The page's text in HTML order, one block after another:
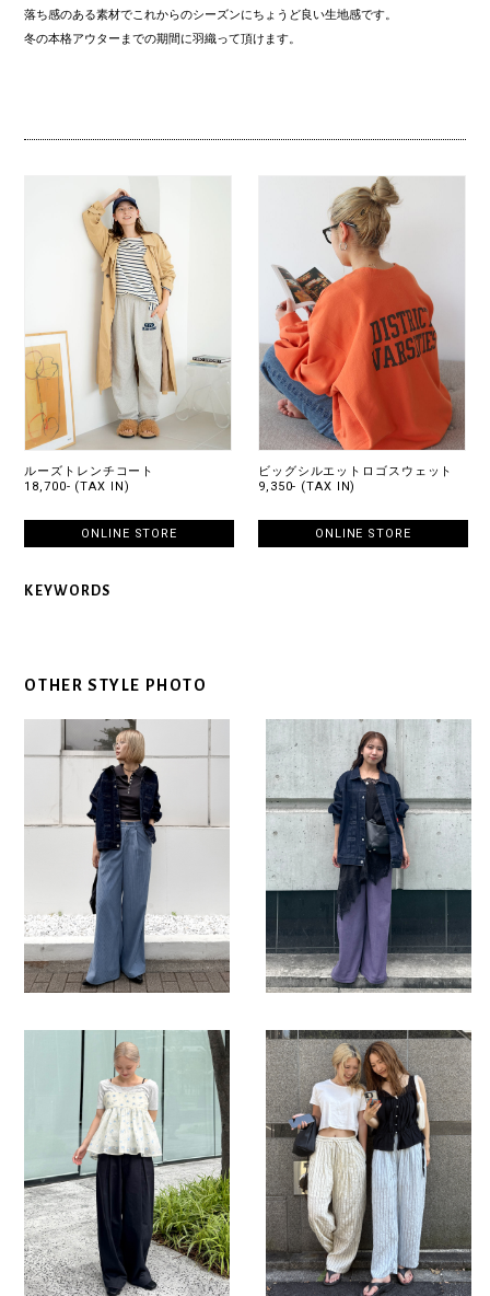
落ち感のある素材でこれからのシーズンにちょうど良い生地感です。
冬の本格アウターまでの期間に羽織って頂けます。
ルーズトレンチコート
18,700- (TAX IN)
ONLINE STORE
ビッグシルエットロゴスウェット
9,350- (TAX IN)
ONLINE STORE
KEYWORDS
OTHER STYLE PHOTO